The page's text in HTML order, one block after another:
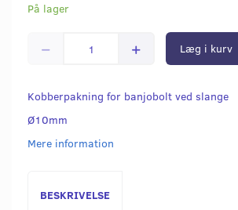
På lager
Læg i kurv
Kobberpakning for banjobolt ved slange
Ø10mm
Mere information
BESKRIVELSE